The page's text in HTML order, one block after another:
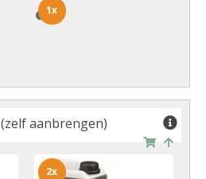
1x
1x
(zelf aanbrengen)
2x